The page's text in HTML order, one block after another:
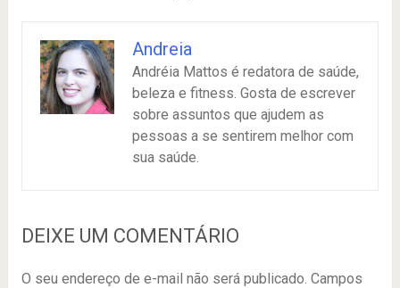
Andreia
Andréia Mattos é redatora de saúde,
beleza e fitness. Gosta de escrever
sobre assuntos que ajudem as
pessoas a se sentirem melhor com
sua saúde.
DEIXE UM COMENTÁRIO
O seu endereço de e-mail não será publicado. Campos